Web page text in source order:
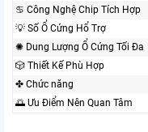
♋ Công Nghệ Chip Tích Hợp
💡 Số Ổ Cứng Hổ Trợ
✺ Dung Lượng Ổ Cứng Tối Đa
🎲 Thiết Kế Phù Hợp
✤ Chức năng
🌅 Ưu Điểm Nên Quan Tâm